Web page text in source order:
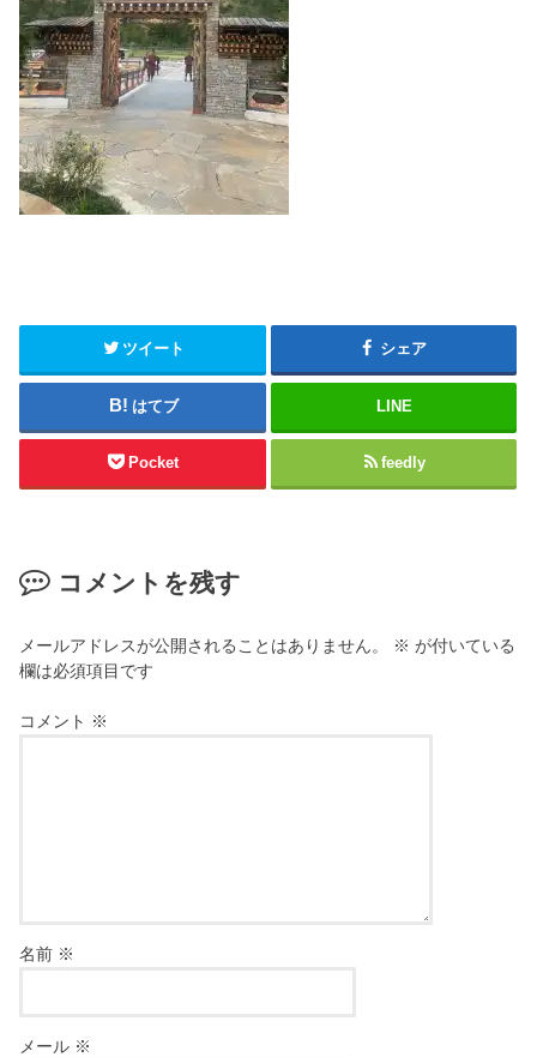
ツイート シェア
はてブ LINE
Pocket feedly
コメントを残す
メールアドレスが公開されることはありません。 ※ が付いている
欄は必須項目です
コメント ※
名前 ※
メール ※